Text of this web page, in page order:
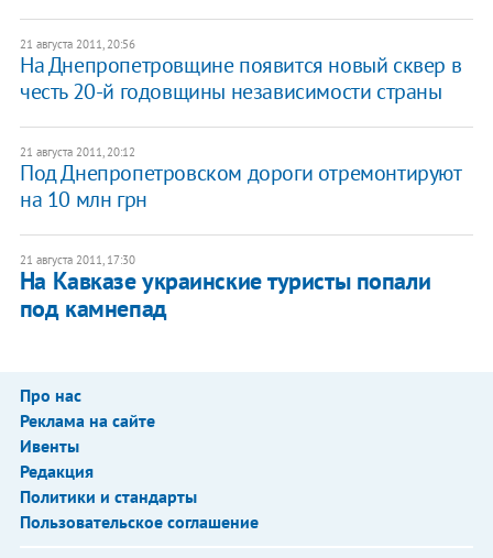
21 августа 2011, 20:56
На Днепропетровщине появится новый сквер в
честь 20-й годовщины независимости страны
21 августа 2011, 20:12
Под Днепропетровском дороги отремонтируют
на 10 млн грн
21 августа 2011, 17:30
На Кавказе украинские туристы попали
под камнепад
Про нас
Реклама на сайте
Ивенты
Редакция
Политики и стандарты
Пользовательское соглашение